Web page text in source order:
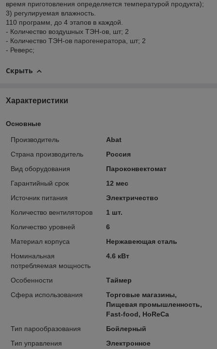
время приготовления определяется температурой продукта);
3) регулируемая влажность.
110 программ, до 4 этапов в каждой.
- Количество воздушных ТЭН-ов, шт; 2
- Количество ТЭН-ов парогенератора, шт; 2
- Реверс;
Скрыть
Характеристики
Основные
Производитель
Abat
Страна производитель
Россия
Вид оборудования
Пароконвектомат
Гарантийный срок
12 мес
Источник питания
Электричество
Количество вентиляторов
1 шт.
Количество уровней
6
Материал корпуса
Нержавеющая сталь
Номинальная
потребляемая мощность
4.6 кВт
Особенности
Таймер
Сфера использования
Торговые магазины,
Пищевая промышленность,
Fast-food, HoReCa
Тип парообразования
Бойлерный
Тип управления
Электронное